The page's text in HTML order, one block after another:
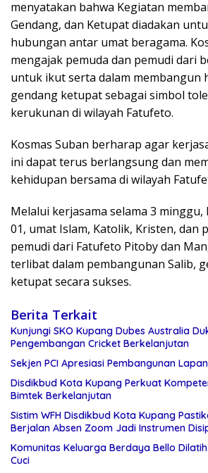
menyatakan bahwa Kegiatan
Gendang, dan Ketupat diadakan
hubungan antar umat beragama.
mengajak pemuda dan pemudi dari
untuk ikut serta dalam membangun
gendang ketupat sebagai simbol
kerukunan di wilayah Fatufeto.
Kosmas Suban berharap agar
ini dapat terus berlangsung dan
kehidupan bersama di wilayah
Melalui kerjasama selama 3 minggu,
01, umat Islam, Katolik, Kristen, dan
pemudi dari Fatufeto Pitoby dan
terlibat dalam pembangunan Salib,
ketupat secara sukses.
Berita Terkait
Kunjungi SKO Kupang Dubes Australia
Pengembangan Cricket Berkelanjutan
Sekjen PCI Apresiasi Pembangunan
Disdikbud Kota Kupang Perkuat
Bimtek Berkelanjutan
Sistim WFH Disdikbud Kota Kupang Pastikan Pelayanan Tetap
Berjalan Absen Zoom Jadi Instrumen
Komunitas Keluarga Berdaya Bello
Cuci